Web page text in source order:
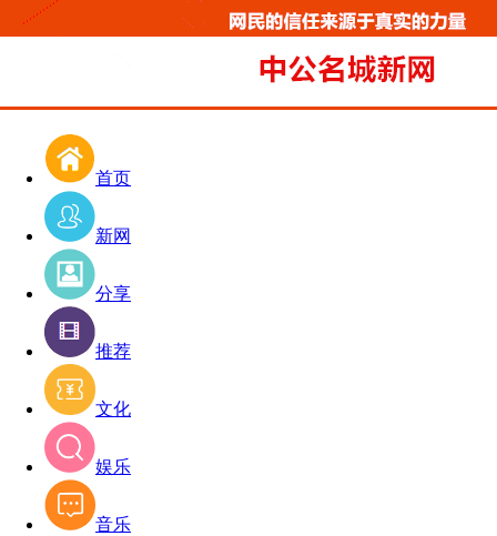
首页
新网
分享
推荐
文化
娱乐
音乐